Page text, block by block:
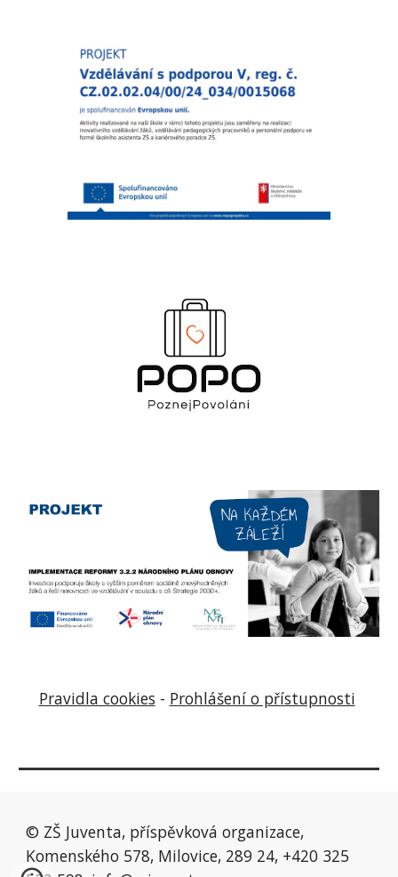
Pravidla cookies - Prohlášení o přístupnosti
© ZŠ Juventa, příspěvková organizace,
Komenského 578, Milovice, 289 24, +420 325